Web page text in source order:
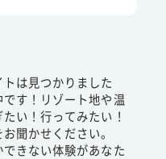
は見つかりました
す！リゾート地や温
い！行ってみたい！
聞かせください。
きない体験があなた